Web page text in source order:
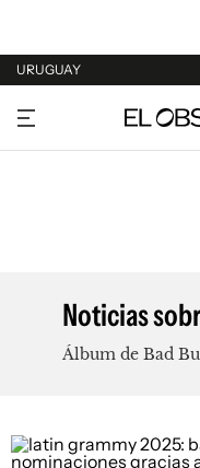
URUGUAY
URUGUAY
ARGENTINA
Noticias
Álbum de Bad